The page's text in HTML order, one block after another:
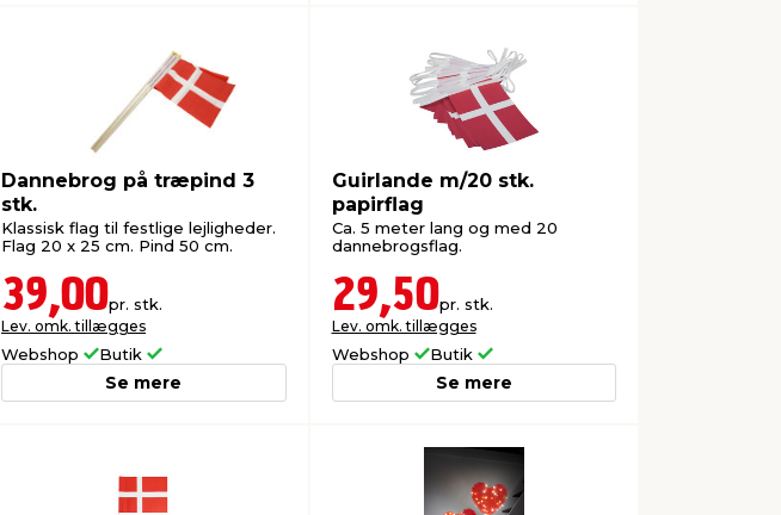
Dannebrog på træpind 3
stk.
Klassisk flag til festlige lejligheder.
Flag 20 x 25 cm. Pind 50 cm.
39,00pr. stk.
Lev. omk. tillægges
Webshop Butik
Se mere
Guirlande m/20 stk.
papirflag
Ca. 5 meter lang og med 20
dannebrogsflag.
29,50pr. stk.
Lev. omk. tillægges
Webshop Butik
Se mere